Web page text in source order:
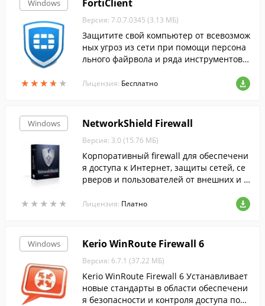
Windows
★★★★ ★
★★★★ ★
FortiClient
Версия: 7.0.7.0345 (3.13 МБ)
Защитите свой компьютер от всевозмож
ных угроз из сети при помощи персона
льного файрвола и ряда инструментов д
строенных в эту программу.
Лицензия: Бесплатно
Windows
★ ★ ★ ★ ★
★ ★ ★ ★ ★
NetworkShield Firewall
Версия: 3.0 (15.76 МБ)
Корпоративный firewall для обеспечени
я доступа к Интернет, защиты сетей, се
рверов и пользователей от внешних и в
на основе правил, понятный и логичны
Лицензия: Платно
Windows Kerio WinRoute Firewall 6
Версия: 6.7.1 (37.22 МБ)
Kerio WinRoute Firewall 6 Устанавливает
новые стандарты в области обеспечени
я безопасности и контроля доступа поль